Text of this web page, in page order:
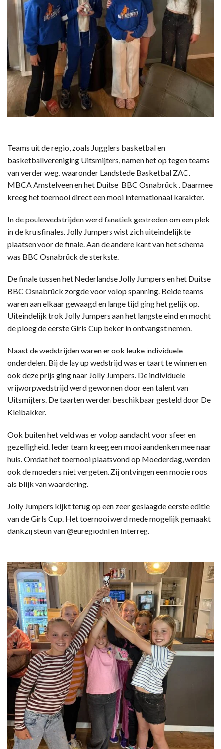
Teams uit de regio, zoals Jugglers basketbal en
basketballvereniging Uitsmijters, namen het op tegen teams
van verder weg, waaronder Landstede Basketbal ZAC,
MBCA Amstelveen en het Duitse BBC Osnabrück . Daarmee
kreeg het toernooi direct een mooi internationaal karakter.
In de poulewedstrijden werd fanatiek gestreden om een plek
in de kruisfinales. Jolly Jumpers wist zich uiteindelijk te
plaatsen voor de finale. Aan de andere kant van het schema
was BBC Osnabrück de sterkste.
De finale tussen het Nederlandse Jolly Jumpers en het Duitse
BBC Osnabrück zorgde voor volop spanning. Beide teams
waren aan elkaar gewaagd en lange tijd ging het gelijk op.
Uiteindelijk trok Jolly Jumpers aan het langste eind en mocht
de ploeg de eerste Girls Cup beker in ontvangst nemen.
Naast de wedstrijden waren er ook leuke individuele
onderdelen. Bij de lay up wedstrijd was er taart te winnen en
ook deze prijs ging naar Jolly Jumpers. De individuele
vrijworpwedstrijd werd gewonnen door een talent van
Uitsmijters. De taarten werden beschikbaar gesteld door De
Kleibakker.
Ook buiten het veld was er volop aandacht voor sfeer en
gezelligheid. Ieder team kreeg een mooi aandenken mee naar
huis. Omdat het toernooi plaatsvond op Moederdag, werden
ook de moeders niet vergeten. Zij ontvingen een mooie roos
als blijk van waardering.
Jolly Jumpers kijkt terug op een zeer geslaagde eerste editie
van de Girls Cup. Het toernooi werd mede mogelijk gemaakt
dankzij steun van @euregiodnl en Interreg.